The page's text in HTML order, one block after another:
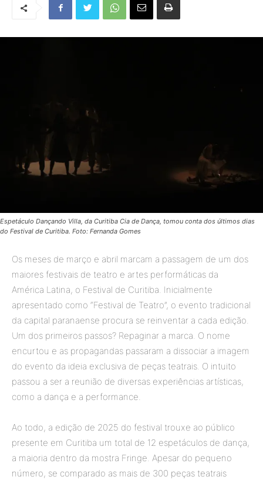
Espetáculo Dançando Villa, da Curitiba Cia de Dança, tomou conta dos últimos dias
do Festival de Curitiba. Foto: Fernanda Gomes
Os meses de março e abril marcam a passagem de um dos
maiores festivais de teatro e artes performáticas da
América Latina, o Festival de Curitiba. Inicialmente
apresentado como “Festival de Teatro”, o evento tradicional
da capital paranaense procura se reinventar a cada edição.
Um dos primeiros passos? Repaginar a marca. O nome
encurtou e as propagandas passaram a dissociar a imagem
do evento da ideia exclusiva de peças teatrais. O intuito
passou a ser a reunião de diversas experiências artísticas,
como a dança e a performance.
Ao todo, a edição de 2025 do festival trouxe ao público
presente em Curitiba um total de 12 espetáculos de dança,
a maioria dentro da mostra Fringe. Apesar do pequeno
número, se comparado as mais de 300 peças teatrais